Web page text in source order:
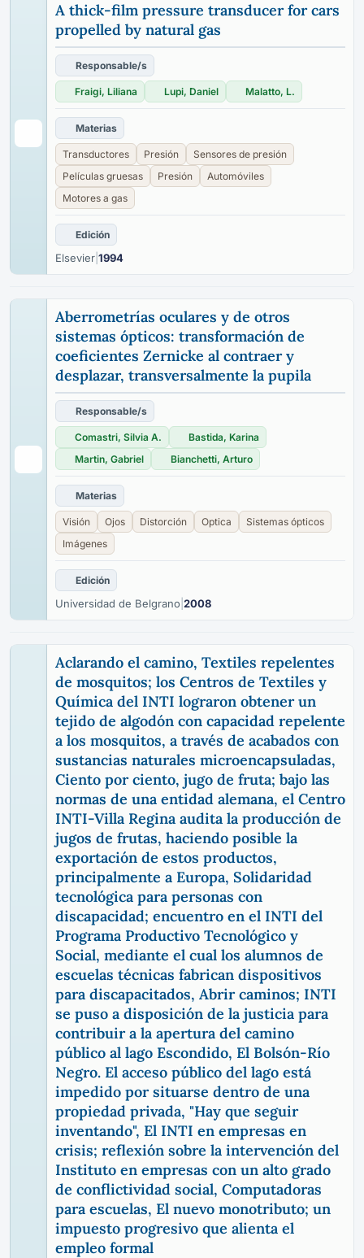
A thick-film pressure transducer for cars
propelled by natural gas
Responsable/s
Fraigi, Liliana Lupi, Daniel Malatto, L.
Materias
Transductores Presión
Sensores de presión
Películas gruesas
Presión
Automóviles
Motores a gas
Edición
Elsevier 1994
Aberrometrías oculares y de otros
sistemas ópticos: transformación de
coeficientes Zernicke al contraer y
desplazar, transversalmente la pupila
Responsable/s
Comastri, Silvia A.
Bastida, Karina
Martin, Gabriel
Bianchetti, Arturo
Materias
Visión Ojos Distorción Optica
Sistemas ópticos
Imágenes
Edición
Universidad de Belgrano 2008
Aclarando el camino, Textiles repelentes
de mosquitos; los Centros de Textiles y
Química del INTI lograron obtener un
tejido de algodón con capacidad repelente
a los mosquitos, a través de acabados con
sustancias naturales microencapsuladas,
Ciento por ciento, jugo de fruta; bajo las
normas de una entidad alemana, el Centro
INTI-Villa Regina audita la producción de
jugos de frutas, haciendo posible la
exportación de estos productos,
principalmente a Europa, Solidaridad
tecnológica para personas con
discapacidad; encuentro en el INTI del
Programa Productivo Tecnológico y
Social, mediante el cual los alumnos de
escuelas técnicas fabrican dispositivos
para discapacitados, Abrir caminos; INTI
se puso a disposición de la justicia para
contribuir a la apertura del camino
público al lago Escondido, El Bolsón-Río
Negro. El acceso público del lago está
impedido por situarse dentro de una
propiedad privada, "Hay que seguir
inventando", El INTI en empresas en
crisis; reflexión sobre la intervención del
Instituto en empresas con un alto grado
de conflictividad social, Computadoras
para escuelas, El nuevo monotributo; un
impuesto progresivo que alienta el
empleo formal